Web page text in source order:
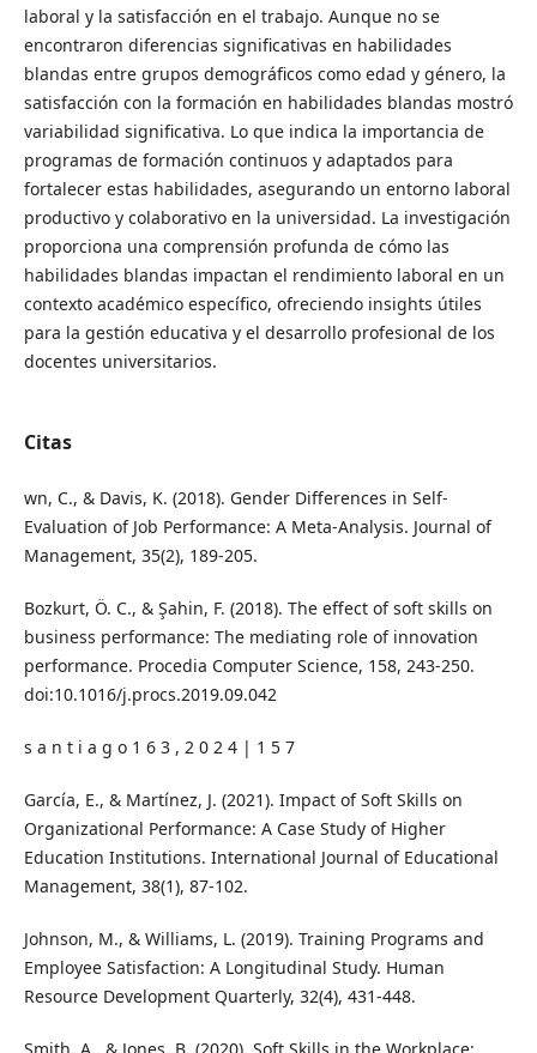
laboral y la satisfacción en el trabajo. Aunque no se
encontraron diferencias significativas en habilidades
blandas entre grupos demográficos como edad y género, la
satisfacción con la formación en habilidades blandas mostró
variabilidad significativa. Lo que indica la importancia de
programas de formación continuos y adaptados para
fortalecer estas habilidades, asegurando un entorno laboral
productivo y colaborativo en la universidad. La investigación
proporciona una comprensión profunda de cómo las
habilidades blandas impactan el rendimiento laboral en un
contexto académico específico, ofreciendo insights útiles
para la gestión educativa y el desarrollo profesional de los
docentes universitarios.
Citas
wn, C., & Davis, K. (2018). Gender Differences in Self-
Evaluation of Job Performance: A Meta-Analysis. Journal of
Management, 35(2), 189-205.
Bozkurt, Ö. C., & Şahin, F. (2018). The effect of soft skills on
business performance: The mediating role of innovation
performance. Procedia Computer Science, 158, 243-250.
doi:10.1016/j.procs.2019.09.042
s a n t i a g o 1 6 3 , 2 0 2 4 | 1 5 7
García, E., & Martínez, J. (2021). Impact of Soft Skills on
Organizational Performance: A Case Study of Higher
Education Institutions. International Journal of Educational
Management, 38(1), 87-102.
Johnson, M., & Williams, L. (2019). Training Programs and
Employee Satisfaction: A Longitudinal Study. Human
Resource Development Quarterly, 32(4), 431-448.